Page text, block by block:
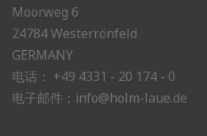
Moorweg 6
24784 Westerrönfeld
GERMANY
电话： +49 4331 - 20 174 - 0
电子邮件： info@holm-laue.de